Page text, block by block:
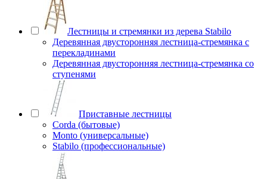
Лестницы и стремянки из дерева Stabilo
Деревянная двусторонняя лестница-стремянка с
перекладинами
Деревянная двусторонняя лестница-стремянка со
ступенями
Приставные лестницы
Corda (бытовые)
Monto (универсальные)
Stabilo (профессиональные)